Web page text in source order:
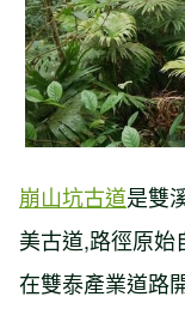
崩山坑古道是雙
美古道,路徑原始
在雙泰產業道路